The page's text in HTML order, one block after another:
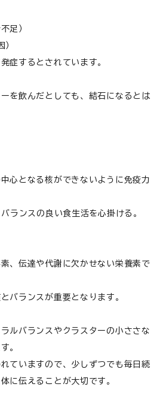
足）
）
症するとされています。
を飲んだとしても、結石になるとは
心となる核ができないように免疫力
バランスの良い食生活を心掛ける。
、伝達や代謝に欠かせない栄養素で
バランスが重要となります。
ルバランスやクラスターの小ささな
。
ていますので、少しずつでも毎日続
に伝えることが大切です。